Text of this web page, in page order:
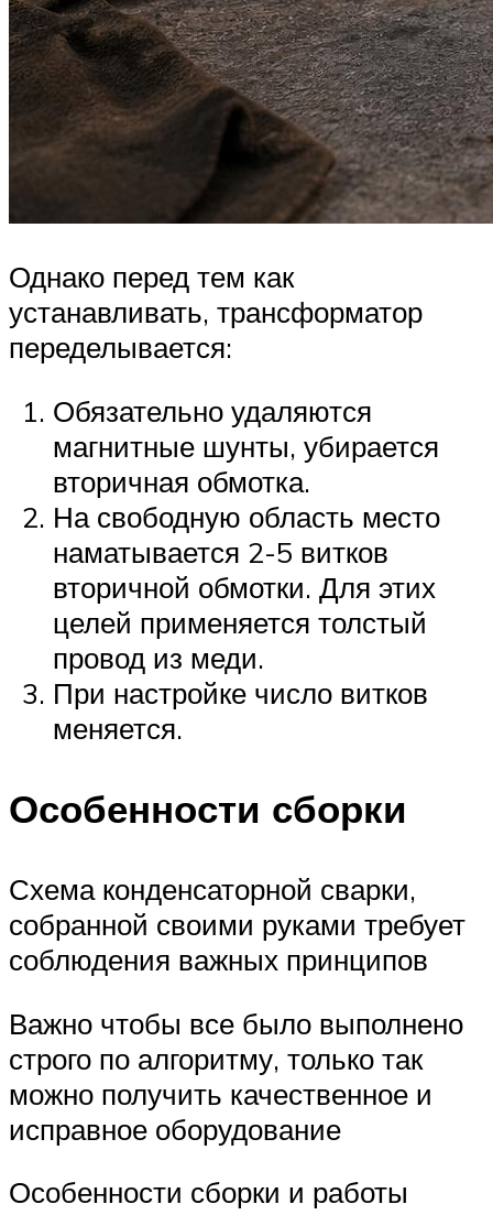
Однако перед тем как
устанавливать, трансформатор
переделывается:
Обязательно удаляются
магнитные шунты, убирается
вторичная обмотка.
На свободную область место
наматывается 2-5 витков
вторичной обмотки. Для этих
целей применяется толстый
провод из меди.
При настройке число витков
меняется.
Особенности сборки
Схема конденсаторной сварки,
собранной своими руками требует
соблюдения важных принципов
Важно чтобы все было выполнено
строго по алгоритму, только так
можно получить качественное и
исправное оборудование
Особенности сборки и работы